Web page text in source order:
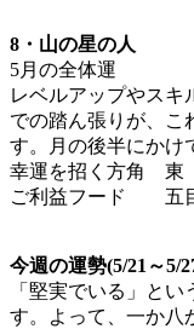
8・山の星の人
5月の全体運
レベルアップやスキ
での踏ん張りが、こ
す。月の後半にかけ
幸運を招く方角 東
ご利益フード 五
今週の運勢(5/21～5/
「堅実でいる」と
す。よって、一か八